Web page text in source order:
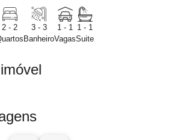
2 - 2
3 - 3
Banheiro
1 - 1
Vagas
1 - 1
Suite